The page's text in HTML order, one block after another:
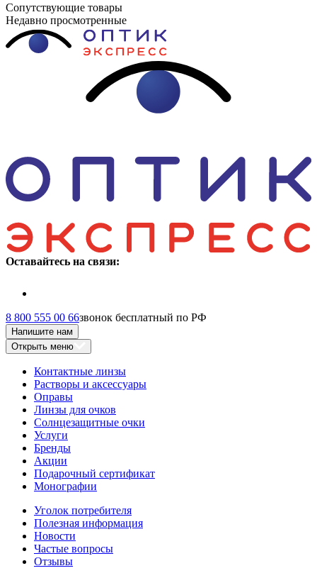
Сопутствующие товары
Недавно просмотренные
Оставайтесь на связи:
8 800 555 00 66звонок бесплатный по РФ
Напишите нам
Открыть меню
Контактные линзы
Растворы и аксессуары
Оправы
Линзы для очков
Солнцезащитные очки
Услуги
Бренды
Акции
Подарочный сертификат
Монографии
Уголок потребителя
Полезная информация
Новости
Частые вопросы
Отзывы